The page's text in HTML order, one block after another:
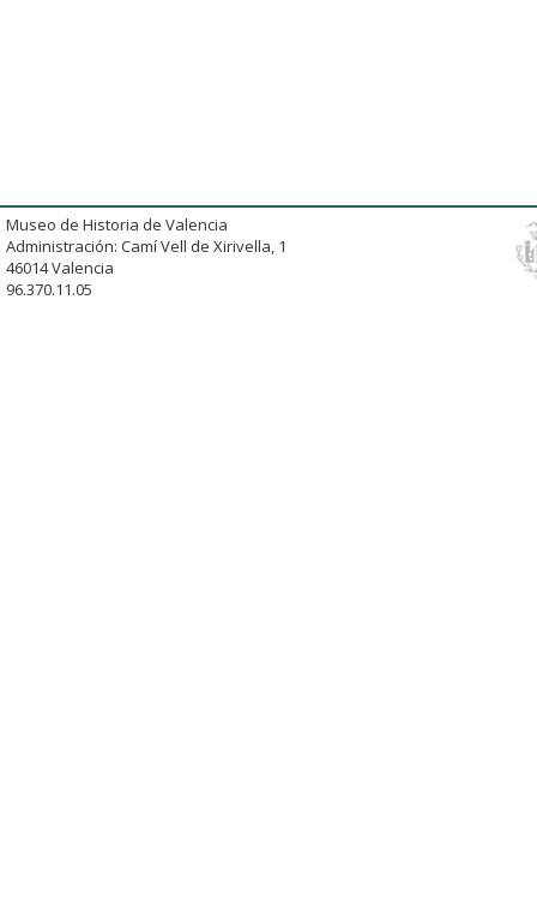
Museo de Historia de Valencia
Administración: Camí Vell de Xirivella, 1
46014 Valencia
96.370.11.05